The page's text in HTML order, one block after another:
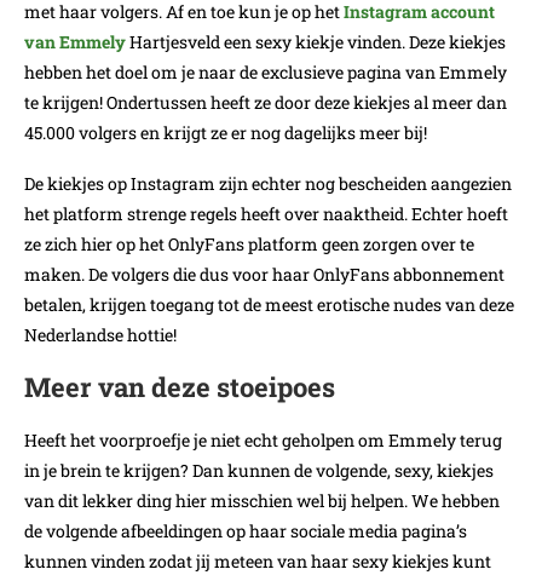
met haar volgers. Af en toe kun je op hetInstagram account
van EmmelyHartjesveld een sexy kiekje vinden. Deze kiekjes
hebben het doel om je naar de exclusieve pagina van Emmely
te krijgen! Ondertussen heeft ze door deze kiekjes al meer dan
45.000 volgers en krijgt ze er nog dagelijks meer bij!
De kiekjes op Instagram zijn echter nog bescheiden aangezien
het platform strenge regels heeft over naaktheid. Echter hoeft
ze zich hier op het OnlyFans platform geen zorgen over te
maken. De volgers die dus voor haar OnlyFans abbonnement
betalen, krijgen toegang tot de meest erotische nudes van deze
Nederlandse hottie!
Meer van deze stoeipoes
Heeft het voorproefje je niet echt geholpen om Emmely terug
in je brein te krijgen? Dan kunnen de volgende, sexy, kiekjes
van dit lekker ding hier misschien wel bij helpen. We hebben
de volgende afbeeldingen op haar sociale media pagina’s
kunnen vinden zodat jij meteen van haar sexy kiekjes kunt